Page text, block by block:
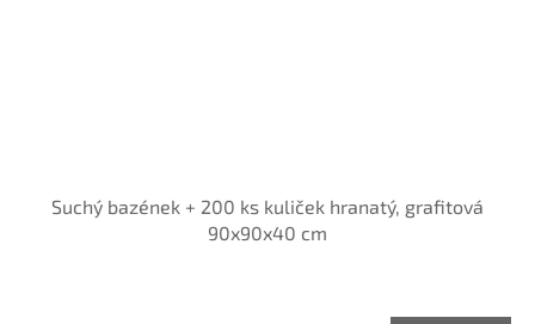
Suchý bazének + 200 ks kuliček hranatý, grafitová
90x90x40 cm